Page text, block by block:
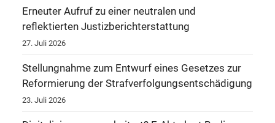
Erneuter Aufruf zu einer neutralen und
reflektierten Justizberichterstattung
27. Juli 2026
Stellungnahme zum Entwurf eines Gesetzes zur
Reformierung der Strafverfolgungsentschädigung
23. Juli 2026